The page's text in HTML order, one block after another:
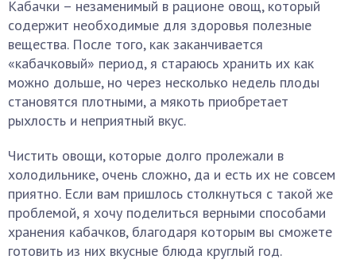
Кабачки – незаменимый в рационе овощ, который
содержит необходимые для здоровья полезные
вещества. После того, как заканчивается
«кабачковый» период, я стараюсь хранить их как
можно дольше, но через несколько недель плоды
становятся плотными, а мякоть приобретает
рыхлость и неприятный вкус.
Чистить овощи, которые долго пролежали в
холодильнике, очень сложно, да и есть их не совсем
приятно. Если вам пришлось столкнуться с такой же
проблемой, я хочу поделиться верными способами
хранения кабачков, благодаря которым вы сможете
готовить из них вкусные блюда круглый год.